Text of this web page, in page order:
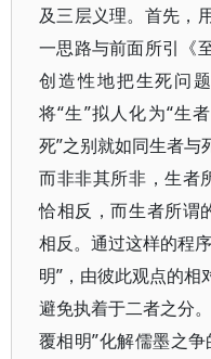
及三层义理。首先，
一思路与前面所引《
创造性地把生死问
将“生”拟人化为“生
死”之别就如同生者与
而非非其所非，生者
恰相反，而生者所谓
相反。通过这样的程
明”，由彼此观点的
避免执着于二者之分
覆相明”化解儒墨之